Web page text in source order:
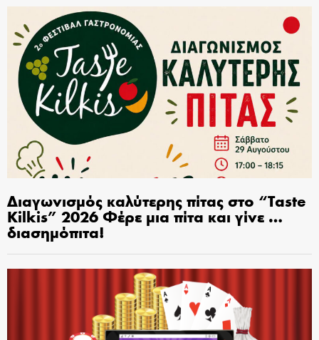
Διαγωνισμός καλύτερης πίτας στο “Taste
Kilkis” 2026 Φέρε μια πίτα και γίνε …
διασημόπιτα!